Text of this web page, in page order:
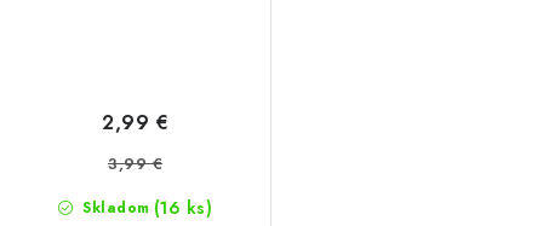
Skladom (16 ks)
2,99 €
3,99 €